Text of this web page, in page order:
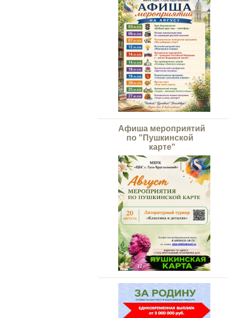
Афиша мероприятий
по "Пушкинской
карте"